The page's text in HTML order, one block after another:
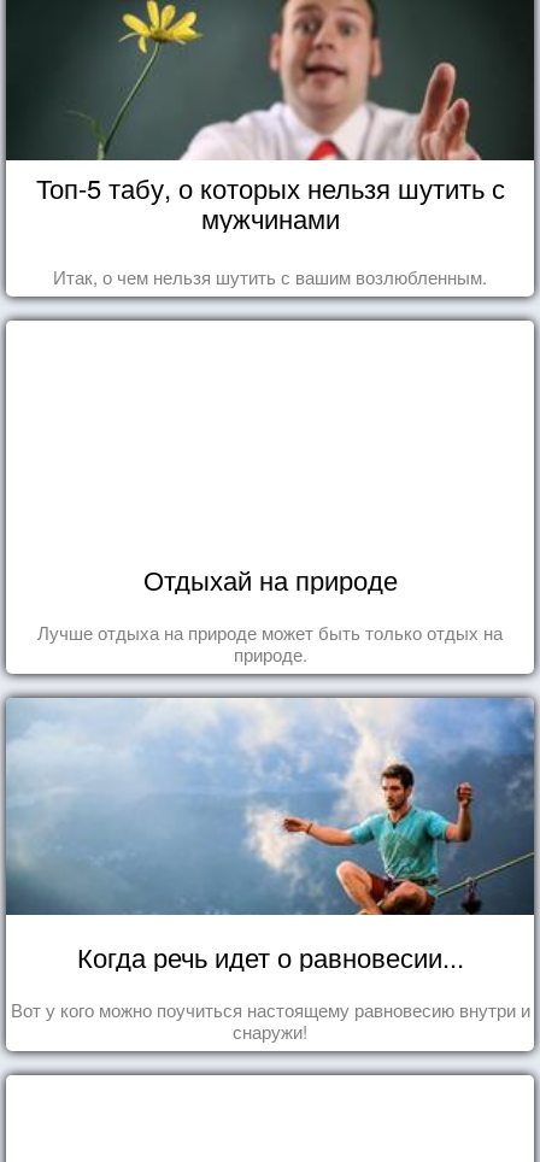
Топ-5 табу, о которых нельзя шутить с
мужчинами
Итак, о чем нельзя шутить с вашим возлюбленным.
Отдыхай на природе
Лучше отдыха на природе может быть только отдых на
природе.
Когда речь идет о равновесии...
Вот у кого можно поучиться настоящему равновесию внутри и
снаружи!